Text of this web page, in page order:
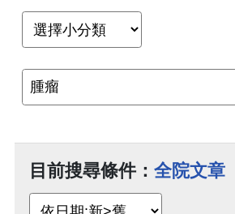
目前搜尋條件： 全院文章